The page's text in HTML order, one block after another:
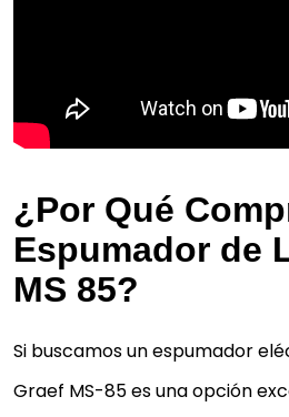
¿Por Qué
Espumador de
MS 85?
Si buscamos un espumador
Graef MS-85 es una opción